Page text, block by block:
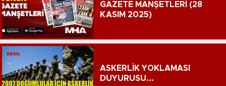
GAZETE MANŞETLERİ (28
KASIM 2025)
ASKERLİK YOKLAMASI
DUYURUSU...